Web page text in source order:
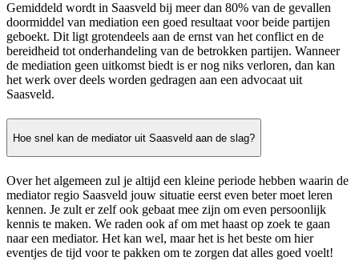
Gemiddeld wordt in Saasveld bij meer dan 80% van de gevallen
doormiddel van mediation een goed resultaat voor beide partijen
geboekt. Dit ligt grotendeels aan de ernst van het conflict en de
bereidheid tot onderhandeling van de betrokken partijen. Wanneer
de mediation geen uitkomst biedt is er nog niks verloren, dan kan
het werk over deels worden gedragen aan een advocaat uit
Saasveld.
Hoe snel kan de mediator uit Saasveld aan de slag?
Over het algemeen zul je altijd een kleine periode hebben waarin de
mediator regio Saasveld jouw situatie eerst even beter moet leren
kennen. Je zult er zelf ook gebaat mee zijn om even persoonlijk
kennis te maken. We raden ook af om met haast op zoek te gaan
naar een mediator. Het kan wel, maar het is het beste om hier
eventjes de tijd voor te pakken om te zorgen dat alles goed voelt!